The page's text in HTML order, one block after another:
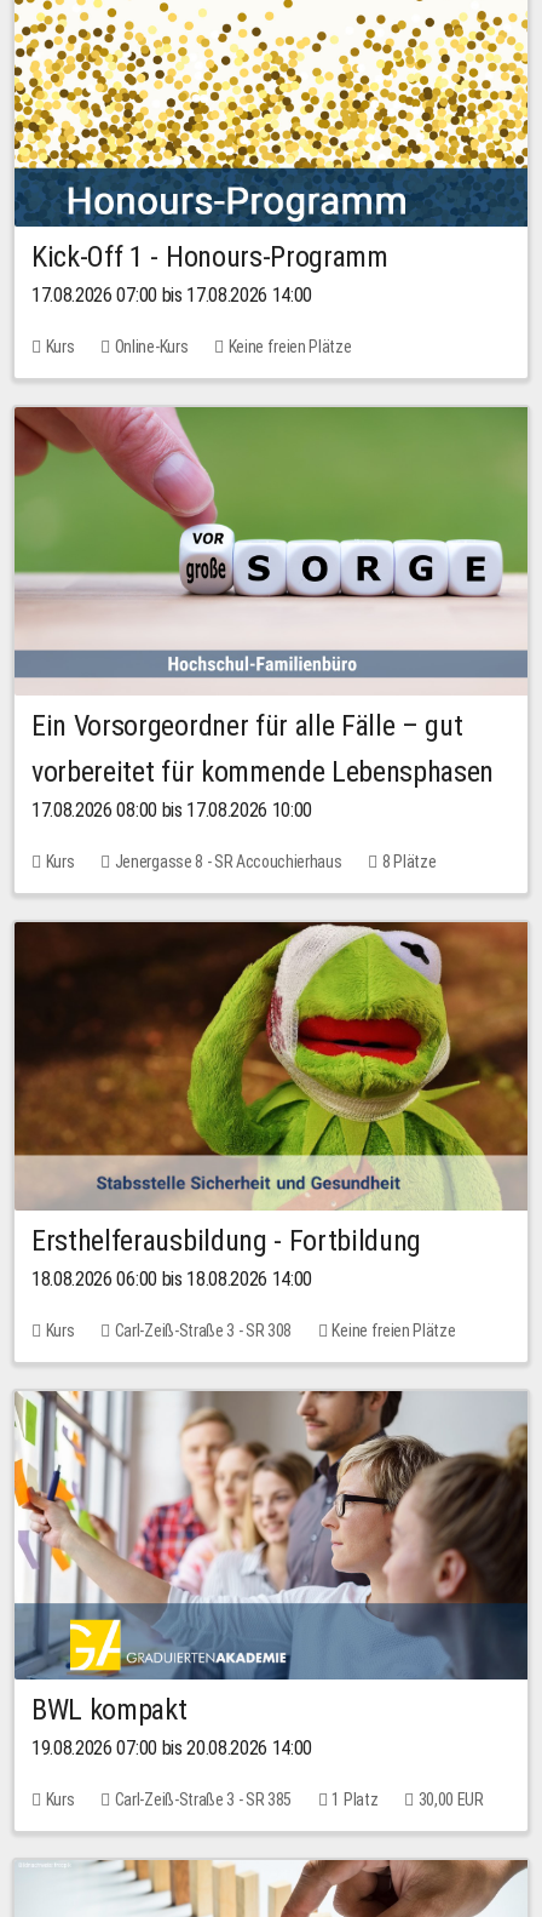
Kick-Off 1 - Honours-Programm
17.08.2026 07:00 bis 17.08.2026 14:00
Kurs Online-Kurs Keine freien Plätze
Ein Vorsorgeordner für alle Fälle – gut
vorbereitet für kommende Lebensphasen
17.08.2026 08:00 bis 17.08.2026 10:00
Kurs Jenergasse 8 - SR Accouchierhaus 8 Plätze
Ersthelferausbildung - Fortbildung
18.08.2026 06:00 bis 18.08.2026 14:00
Kurs Carl-Zeiß-Straße 3 - SR 308 Keine freien Plätze
BWL kompakt
19.08.2026 07:00 bis 20.08.2026 14:00
Kurs Carl-Zeiß-Straße 3 - SR 385 1 Platz 30,00 EUR